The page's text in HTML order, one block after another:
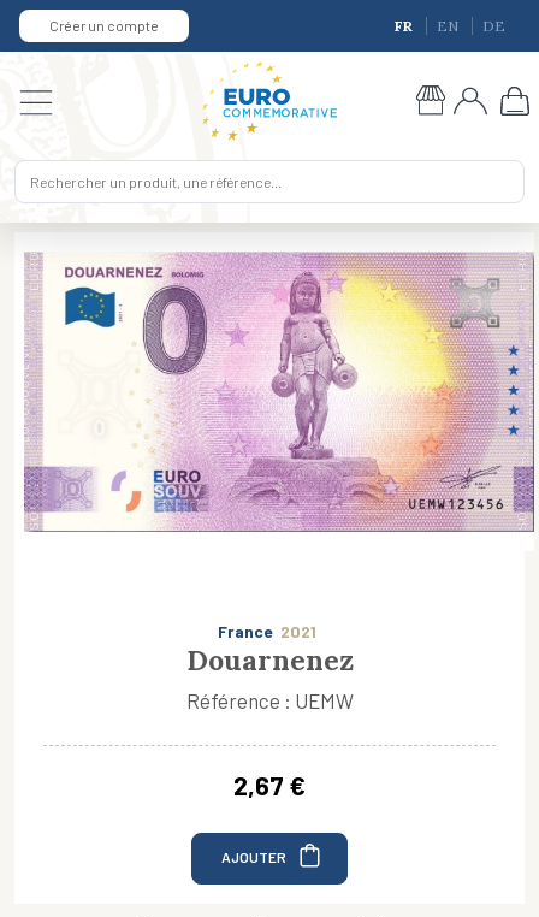
Créer un compte FR EN DE
France 2021
Douarnenez
Référence : UEMW
2,67 €
AJOUTER